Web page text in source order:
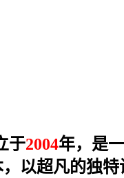
于2004年，是
以超凡的独